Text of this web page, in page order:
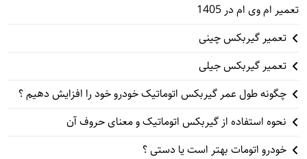
تعمیر ام وی ام در 1405
تعمیر گیربکس چینی
تعمیر گیربکس جیلی
چگونه طول عمر گیربکس اتوماتیک خودرو خود را افزایش دهیم ؟
نحوه استفاده از گیربکس اتوماتیک و معنای حروف آن
خودرو اتومات بهتر است یا دستی ؟